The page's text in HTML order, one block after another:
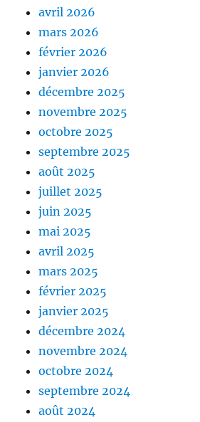
avril 2026
mars 2026
février 2026
janvier 2026
décembre 2025
novembre 2025
octobre 2025
septembre 2025
août 2025
juillet 2025
juin 2025
mai 2025
avril 2025
mars 2025
février 2025
janvier 2025
décembre 2024
novembre 2024
octobre 2024
septembre 2024
août 2024